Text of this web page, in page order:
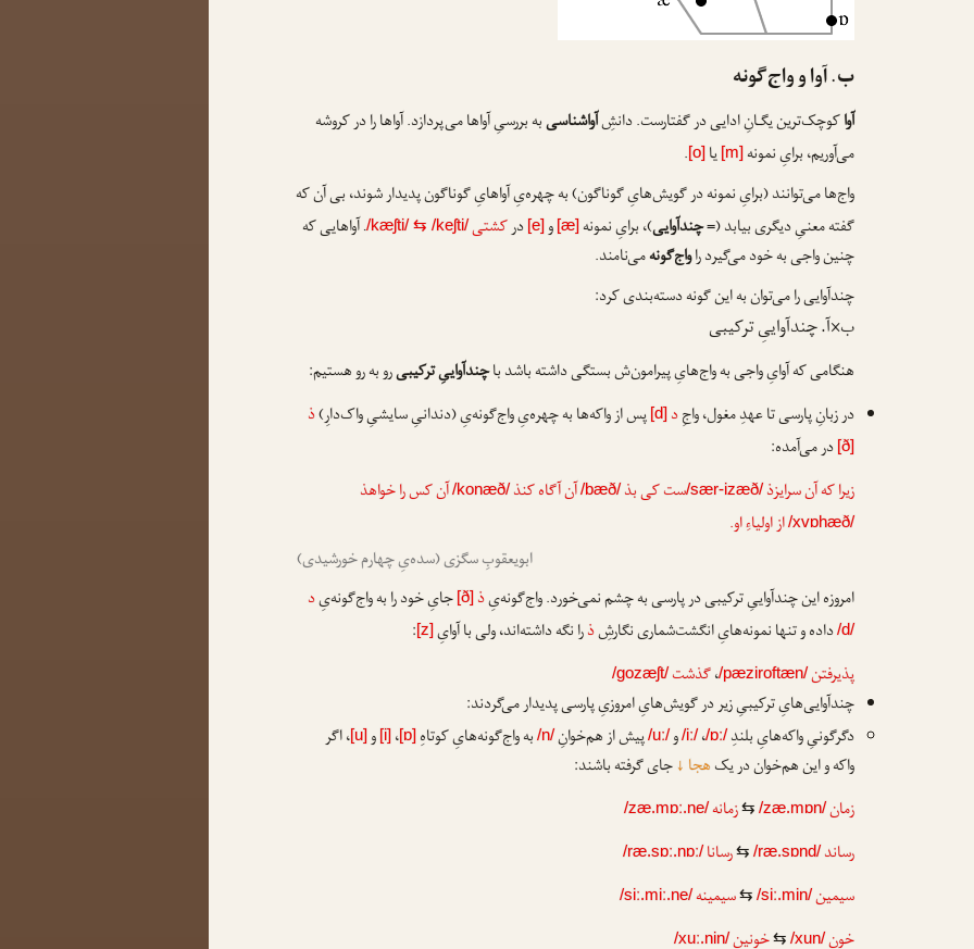
ب. آوا و واج‌گونه
آواکوچک‌ترین یگـانِ ادایی در گفتارست. دانشِآواشناسیبه بررسیِ آواها می‌پردازد. آواها را در کروشه
می‌آوریم، برایِ نمونه[m] یا[o]
.
واج‌ها می‌توانند (برایِ نمونه در گویش‌هایِ گوناگون) به چهره‌یِ آواهایِ گوناگون پدیدار شوند، بی آن که
گفته معنیِ دیگری بیابد (=چندآوایی)، برایِ نمونه[æ] و[e] درکشتی /kæʃti/⇆ /keʃti/
. آواهایی که
چنین واجی به خود می‌گیرد راواج‌گونهمی‌نامند.
چندآوایی را می‌توان به این گونه دسته‌بندی کرد:
ب×آ. چندآواییِ ترکیبی
هنگامی که آوایِ واجی به واج‌هایِ پیرامون‌ش بستگی داشته باشد باچندآواییِ ترکیبیرو به رو هستیم:
در زبانِ پارسی تا عهدِ مغول، واجِد [d] پس از واکه‌ها به چهره‌یِ واج‌گونه‌یِ (دندانیِ سایشیِ واک‌دارِ)ذ
[ð] در می‌آمده:
زیرا که آن سرایزذ/sær-izæð/ست کی بذ/bæð/آن آگاه کنذ/konæð/آن کس را خواهذ
/xvɒhæð/از اولیاءِ او.
ابویعقوبِ سگزی (سده‌یِ چهارم خورشیدی)
امروزه این چندآواییِ ترکیبی در پارسی به چشم نمی‌خورد. واج‌گونه‌یِذ [ð] جایِ خود را به واج‌گونه‌یِد
/d/داده و تنها نمونه‌هایِ انگشت‌شماری نگارشِذرا نگه داشته‌اند، ولی با آوایِ[z]
:
پذیرفتن /pæziroftæn/،گذشت /gozæʃt/
چندآوایی‌هایِ ترکیبیِ زیر در گویش‌هایِ امروزیِ پارسی پدیدار می‌گردند:
دگرگونیِ واکه‌هایِ بلندِ/ɒː/،/iː/و/uː/پیش از هم‌خوانِ/n/ به واج‌گونه‌هایِ کوتاهِ[ɒ]،[i] و[u]، اگر
واکه و این هم‌خوان در یکهجا↓جای گرفته باشند:
زمان /zæ.mɒn/
⇆ زمانه /zæ.mɒː.ne/
رساند /ræ.sɒnd/
⇆ رسانا /ræ.sɒː.nɒː/
سیمین /siː.min/
⇆ سیمینه /siː.miː.ne/
خون /xun/
⇆ خونین /xuː.nin/